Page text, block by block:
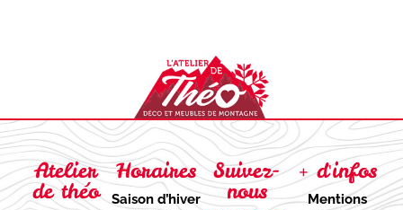
Atelier
de théo
Horaires
Saison d’hiver
Suivez-
nous
+ d'infos
Mentions